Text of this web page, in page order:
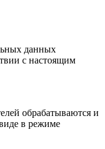
данных
с настоящим
обрабатываются и
в режиме